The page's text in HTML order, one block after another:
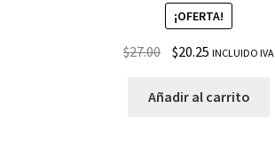
¡OFERTA!
$27.00 $20.25 INCLUIDO IVA
Añadir al carrito